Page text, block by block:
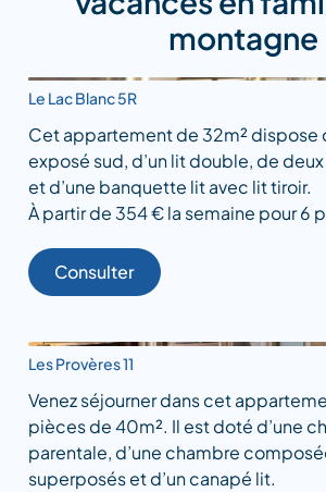
montagne
Le Lac Blanc 5R
Cet appartement de 32m² dispose
exposé sud, d’un lit double, de
et d’une banquette lit avec lit tiroir.
À partir de 354 € la semaine pour 6
Consulter
Les Provères 11
Venez séjourner dans cet
pièces de 40m². Il est doté d’une
parentale, d’une chambre
superposés et d’un canapé lit.